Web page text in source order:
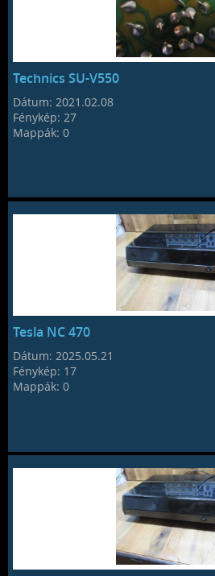
Technics SU-V550
Dátum: 2021.02.08
Fénykép: 27
Mappák:0
Tesla NC 470
Dátum:2025.05.21
Fénykép: 17
Mappák:0